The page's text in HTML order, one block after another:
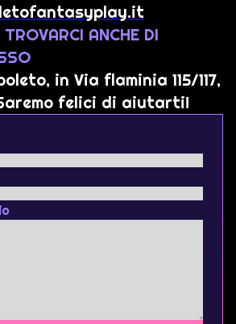
ANCHE DI
in Via flaminia 115/117,
felici di aiutarti!